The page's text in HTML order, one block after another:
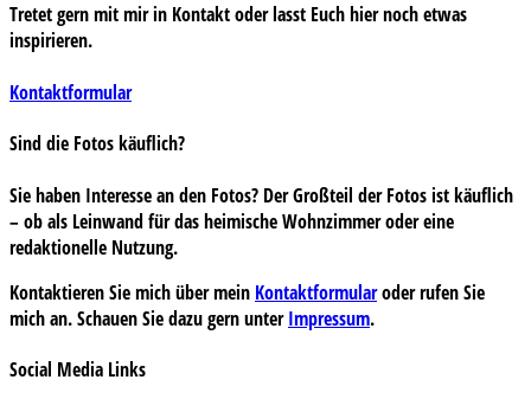
Tretet gern mit mir in Kontakt oder lasst Euch hier noch etwas
inspirieren.
Kontaktformular
Sind die Fotos käuflich?
Sie haben Interesse an den Fotos? Der Großteil der Fotos ist käuflich
– ob als Leinwand für das heimische Wohnzimmer oder eine
redaktionelle Nutzung.
Kontaktieren Sie mich über mein Kontaktformularoder rufen Sie
mich an. Schauen Sie dazu gern unterImpressum.
Social Media Links